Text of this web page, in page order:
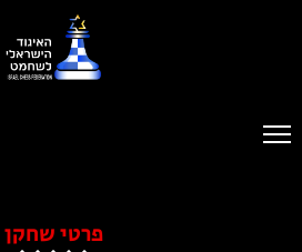
פרטי שחקן